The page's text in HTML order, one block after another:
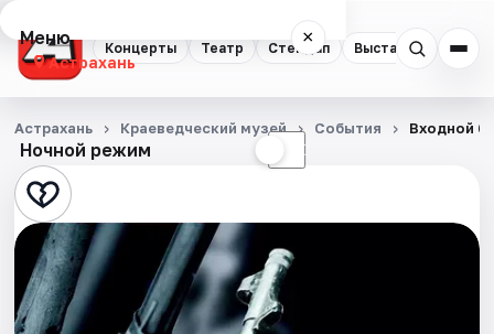
Концерты Театр Стендап Выставки
Меню ×
Астрахань
Концерты
Театр
Стендап
Выставки
Квесты
Ночной режим ☾
Астрахань Краеведческий музей События Входной